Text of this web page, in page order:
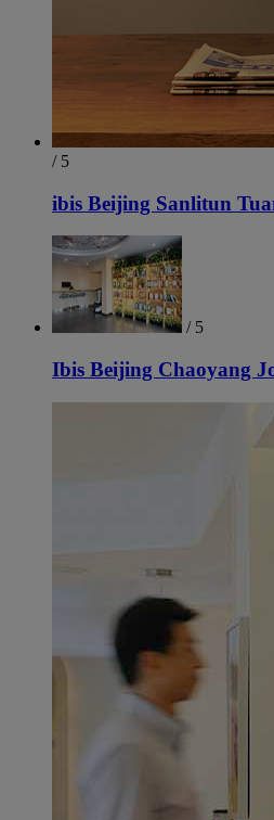
/ 5
ibis Beijing Sanlitun
/ 5
Ibis Beijing Chaoyang